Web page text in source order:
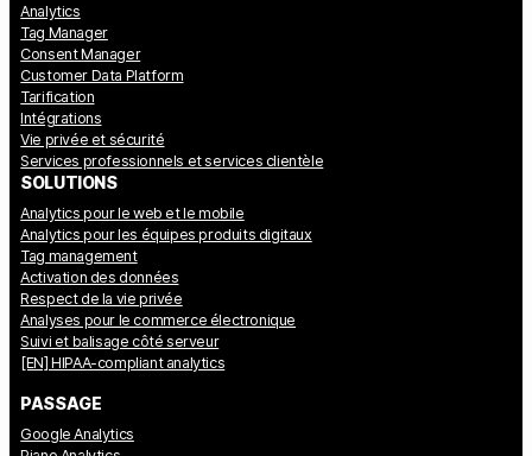
Analytics
Tag Manager
Consent Manager
Customer Data Platform
Tarification
Intégrations
Vie privée et sécurité
Services professionnels et services clientèle
SOLUTIONS
Analytics pour le web et le mobile
Analytics pour les équipes produits digitaux
Tag management
Activation des données
Respect de la vie privée
Analyses pour le commerce électronique
Suivi et balisage côté serveur
[EN] HIPAA-compliant analytics
PASSAGE
Google Analytics